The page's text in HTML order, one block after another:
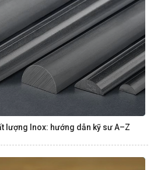
lượng Inox: hướng dẫn kỹ sư A–Z